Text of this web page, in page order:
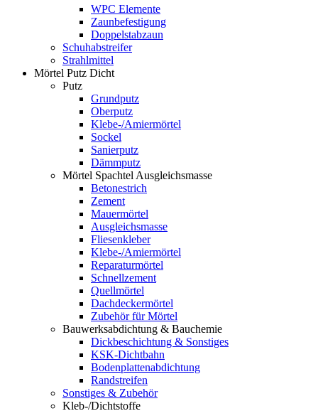
WPC Elemente
Zaunbefestigung
Doppelstabzaun
Schuhabstreifer
Strahlmittel
Mörtel Putz Dicht
Putz
Grundputz
Oberputz
Klebe-/Amiermörtel
Sockel
Sanierputz
Dämmputz
Mörtel Spachtel Ausgleichsmasse
Betonestrich
Zement
Mauermörtel
Ausgleichsmasse
Fliesenkleber
Klebe-/Amiermörtel
Reparaturmörtel
Schnellzement
Quellmörtel
Dachdeckermörtel
Zubehör für Mörtel
Bauwerksabdichtung & Bauchemie
Dickbeschichtung & Sonstiges
KSK-Dichtbahn
Bodenplattenabdichtung
Randstreifen
Sonstiges & Zubehör
Kleb-/Dichtstoffe